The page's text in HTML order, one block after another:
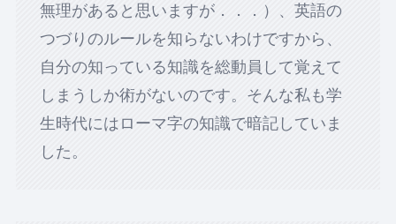
無理があると思いますが．．．）、英語の
つづりのルールを知らないわけですから、
自分の知っている知識を総動員して覚えて
しまうしか術がないのです。そんな私も学
生時代にはローマ字の知識で暗記していま
した。